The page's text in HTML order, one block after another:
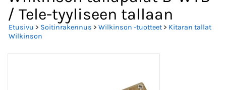
/ Tele-tyyliseen tallaan
Etusivu > Soitinrakennus > Wilkinson -tuotteet> Kitaran tallat
Wilkinson